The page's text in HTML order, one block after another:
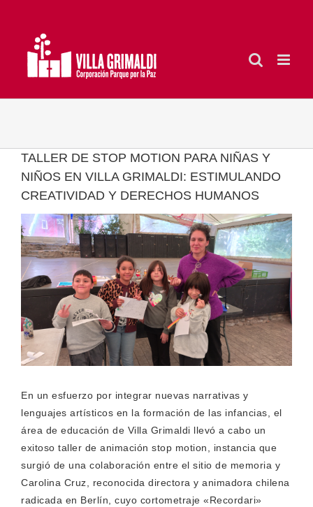
contenido
TALLER DE STOP MOTION PARA NIÑAS Y
NIÑOS EN VILLA GRIMALDI: ESTIMULANDO
CREATIVIDAD Y DERECHOS HUMANOS
Ver
imagen
más
grande
En un esfuerzo por integrar nuevas narrativas y
lenguajes artísticos en la formación de las infancias, el
área de educación de Villa Grimaldi llevó a cabo un
exitoso taller de animación stop motion, instancia que
surgió de una colaboración entre el sitio de memoria y
Carolina Cruz, reconocida directora y animadora chilena
radicada en Berlín, cuyo cortometraje «Recordari»